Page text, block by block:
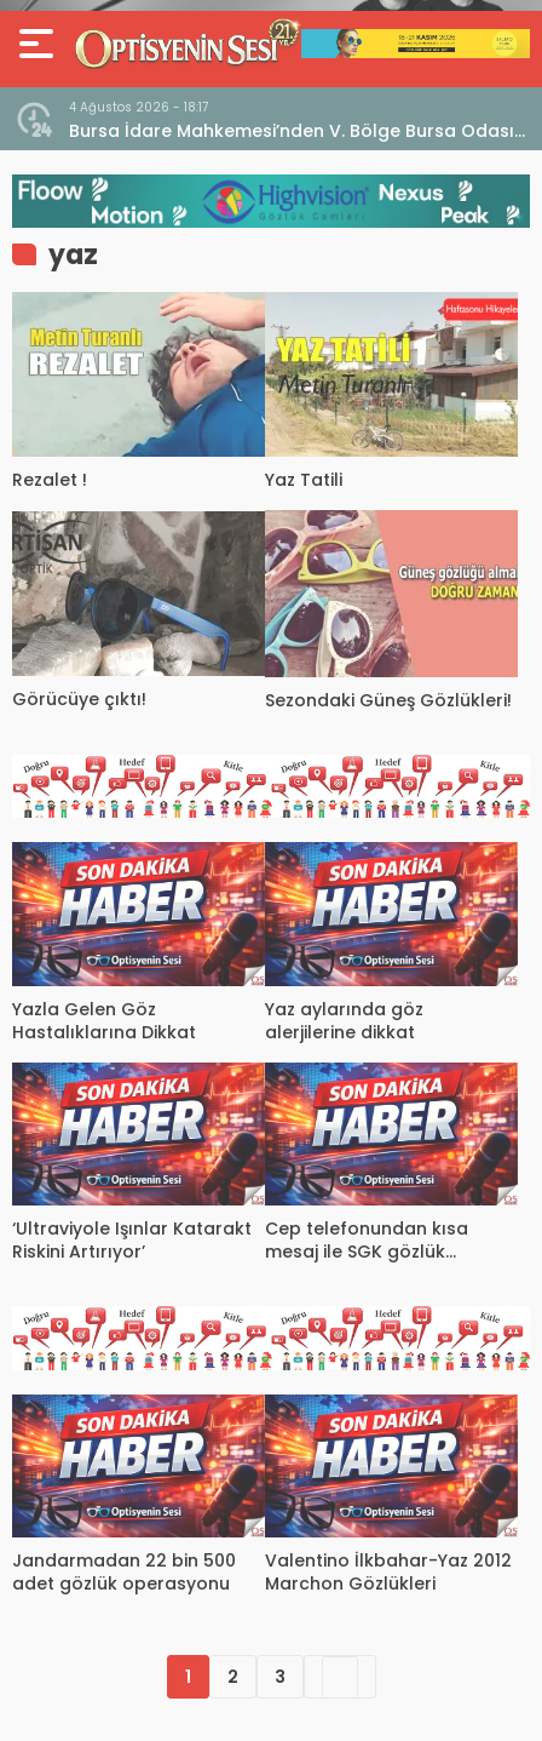
4 Ağustos 2026 - 18:17
Bursa İdare Mahkemesi’nden V. Bölge Bursa Odası
Genel Kurulu Hakkında İptal Kararı
yaz
Rezalet ! Yaz Tatili
Görücüye çıktı! Sezondaki Güneş Gözlükleri!
Yazla Gelen Göz
Hastalıklarına Dikkat
Yaz aylarında göz
alerjilerine dikkat
‘Ultraviyole Işınlar Katarakt
Riskini Artırıyor’
Cep telefonundan kısa
mesaj ile SGK gözlük
Jandarmadan 22 bin 500
adet gözlük operasyonu
Valentino İlkbahar-Yaz 2012
Marchon Gözlükleri
1 2 3